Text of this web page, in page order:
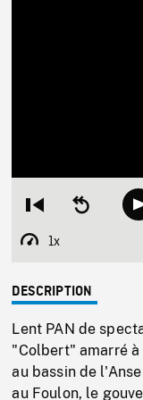
Restart
beginning
Seek
backward
1x
Playback
DESCRIPTION
Lent PAN de
"Colbert" amarré à
au bassin de
au Foulon, le